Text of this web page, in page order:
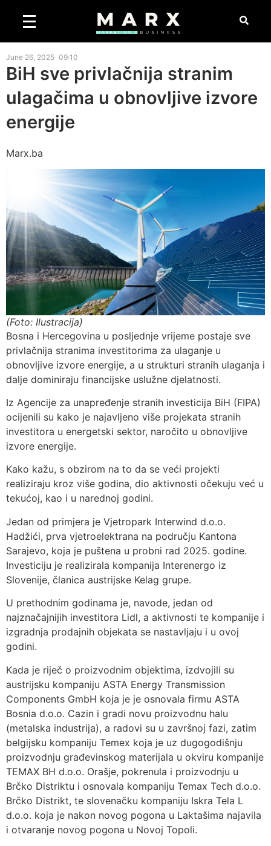
June 26, 2025 09:10
BiH sve privlačnija stranim
ulagačima u obnovljive izvore
energije
Marx.ba
(Foto: Ilustracija)
Bosna i Hercegovina u posljednje vrijeme postaje sve
privlačnija stranima investitorima za ulaganje u
obnovljive izvore energije, a u strukturi stranih ulaganja i
dalje dominiraju financijske uslužne djelatnosti.
Iz Agencije za unapređenje stranih investicija BiH (FIPA)
ocijenili su kako je najavljeno više projekata stranih
investitora u energetski sektor, naročito u obnovljive
izvore energije.
Kako kažu, s obzirom na to da se veći projekti
realiziraju kroz više godina, dio aktivnosti očekuju već u
tekućoj, kao i u narednoj godini.
Jedan od primjera je Vjetropark Interwind d.o.o.
Hadžići, prva vjetroelektrana na području Kantona
Sarajevo, koja je puštena u probni rad 2025. godine.
Investiciju je realizirala kompanija Interenergo iz
Slovenije, članica austrijske Kelag grupe.
U prethodnim godinama je, navode, jedan od
najznačajnijih investitora Lidl, a aktivnosti te kompanije i
izgradnja prodajnih objekata se nastavljaju i u ovoj
godini.
Kada je riječ o proizvodnim objektima, izdvojili su
austrijsku kompaniju ASTA Energy Transmission
Components GmbH koja je je osnovala firmu ASTA
Bosnia d.o.o. Cazin i gradi novu proizvodnu halu
(metalska industrija), a radovi su u završnoj fazi, zatim
belgijsku kompaniju Temex koja je uz dugogodišnju
proizvodnju građevinskog materijala u okviru kompanije
TEMAX BH d.o.o. Orašje, pokrenula i proizvodnju u
Brčko Distriktu i osnovala kompaniju Temax Tech d.o.o.
Brčko Distrikt, te slovenačku kompaniju Iskra Tela L
d.o.o. koja je nakon novog pogona u Laktašima najavila
i otvaranje novog pogona u Novoj Topoli.